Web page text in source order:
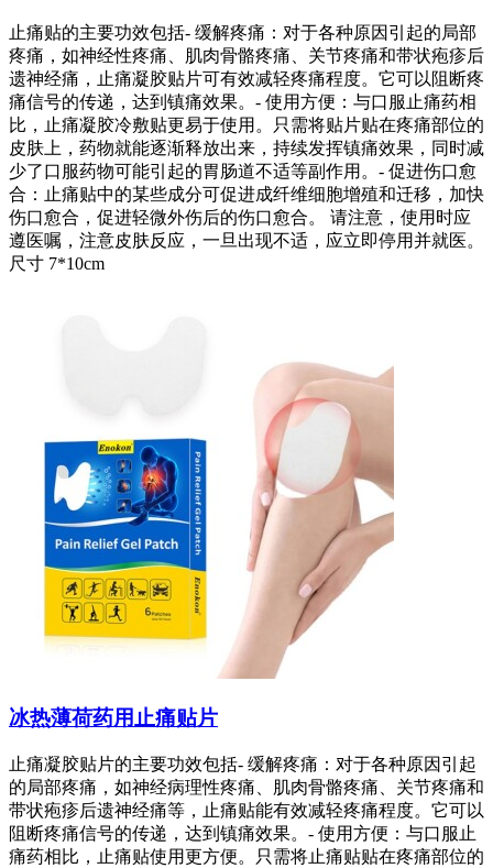
止痛贴的主要功效包括- 缓解疼痛：对于各种原因引起的局部
疼痛，如神经性疼痛、肌肉骨骼疼痛、关节疼痛和带状疱疹后
遗神经痛，止痛凝胶贴片可有效减轻疼痛程度。它可以阻断疼
痛信号的传递，达到镇痛效果。- 使用方便：与口服止痛药相
比，止痛凝胶冷敷贴更易于使用。只需将贴片贴在疼痛部位的
皮肤上，药物就能逐渐释放出来，持续发挥镇痛效果，同时减
少了口服药物可能引起的胃肠道不适等副作用。- 促进伤口愈
合：止痛贴中的某些成分可促进成纤维细胞增殖和迁移，加快
伤口愈合，促进轻微外伤后的伤口愈合。 请注意，使用时应
遵医嘱，注意皮肤反应，一旦出现不适，应立即停用并就医。
尺寸 7*10cm
冰热薄荷药用止痛贴片
止痛凝胶贴片的主要功效包括- 缓解疼痛：对于各种原因引起
的局部疼痛，如神经病理性疼痛、肌肉骨骼疼痛、关节疼痛和
带状疱疹后遗神经痛等，止痛贴能有效减轻疼痛程度。它可以
阻断疼痛信号的传递，达到镇痛效果。- 使用方便：与口服止
痛药相比，止痛贴使用更方便。只需将止痛贴贴在疼痛部位的